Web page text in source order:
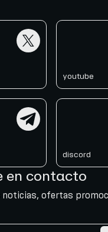
youtube
discord
en contacto
noticias, ofertas